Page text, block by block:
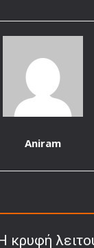
Aniram
κρυφή